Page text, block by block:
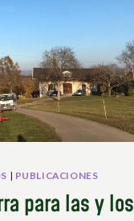
| PUBLICACIONES
para las y los